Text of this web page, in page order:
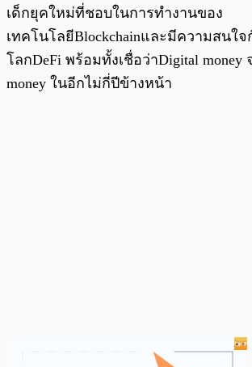
เด็กยุคใหม่ที่ชอบในการทำงานของ
เทคโนโลยีBlockchainและมีความสนใ
โลกDeFi พร้อมทั้งเชื่อว่าDigital
money ในอีกไม่กี่ปีข้างหน้า